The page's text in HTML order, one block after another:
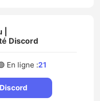
Discord
En ligne :21